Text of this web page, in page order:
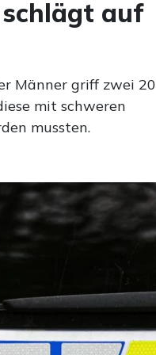
auf
Männer griff zwei 20
mit schweren
mussten.